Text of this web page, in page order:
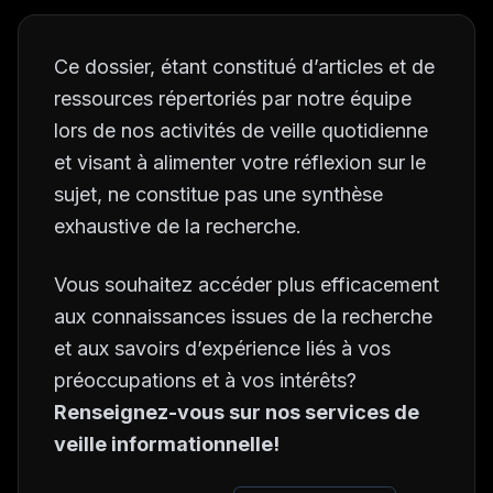
Ce dossier, étant constitué d’articles et de
ressources répertoriés par notre équipe
lors de nos activités de veille quotidienne
et visant à alimenter votre réflexion sur le
sujet, ne constitue pas une synthèse
exhaustive de la recherche.
Vous souhaitez accéder plus efficacement
aux connaissances issues de la recherche
et aux savoirs d’expérience liés à vos
préoccupations et à vos intérêts?
Renseignez-vous sur nos services de
veille informationnelle!